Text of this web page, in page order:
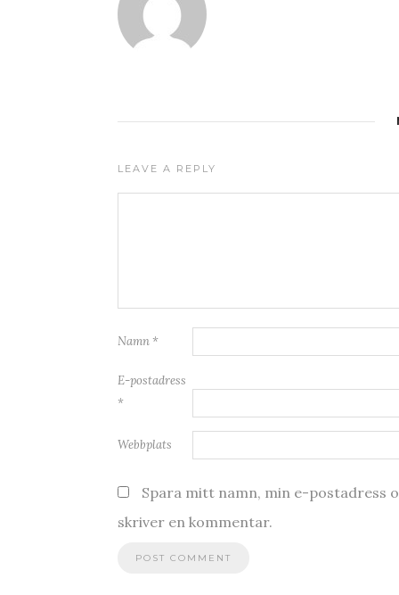
LEAVE A REPLY
Namn *
E-postadress
*
Webbplats
Spara mitt namn, min e-postadress
skriver en kommentar.